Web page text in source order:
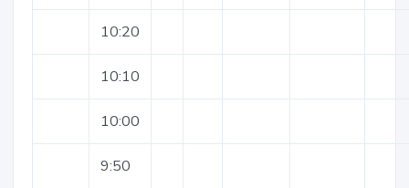
10:20
10:10
10:00
9:50